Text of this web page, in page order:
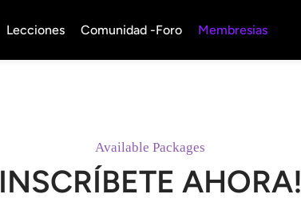
Lecciones Comunidad -Foro Membresias
Available Packages
INSCRÍBETE AHORA!